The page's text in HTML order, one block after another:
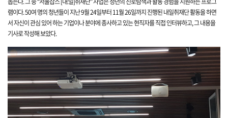
램이다. 50여명의 청년들이 지난 9월 24일부터 11월 26일까지 진행된 내일취재단 활동을 하면
서 자신이 관심있어 하는 기업이나 분야에 종사하고 있는 현직자를 직접 인터뷰하고, 그 내용을
기사로 작성해 보았다.